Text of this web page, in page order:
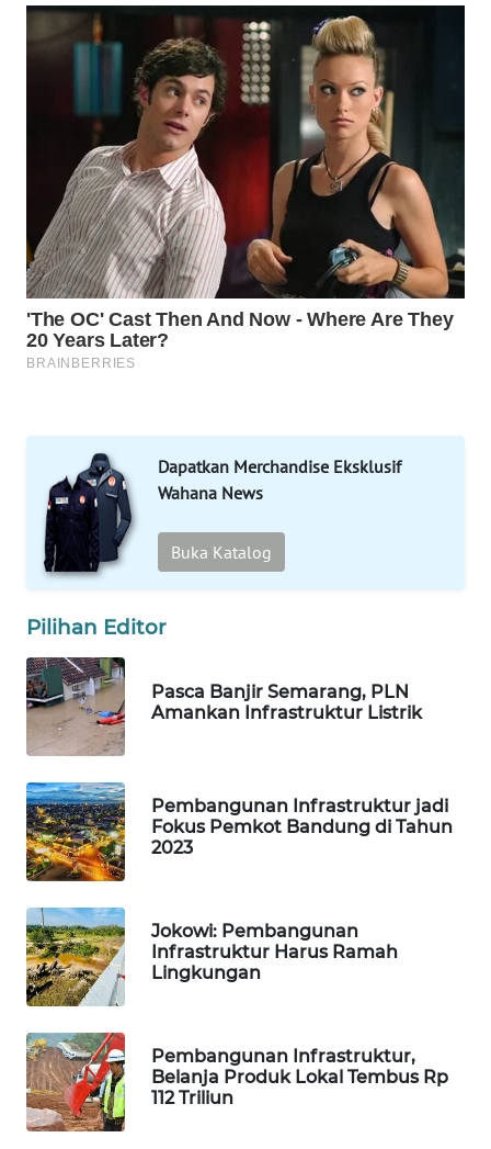
Dapatkan Merchandise Eksklusif
Wahana News
Buka Katalog
Pilihan Editor
Pasca Banjir Semarang, PLN
Amankan Infrastruktur Listrik
Pembangunan Infrastruktur jadi
Fokus Pemkot Bandung di Tahun
2023
Jokowi: Pembangunan
Infrastruktur Harus Ramah
Lingkungan
Pembangunan Infrastruktur,
Belanja Produk Lokal Tembus Rp
112 Triliun
WN
BINTAN
MANDALIKA
WN
LIKUPANG
WN
LABUANBAJO
WN
BORNEO
Media
WAHANA
NEWS
WAHANA
TANI
WAHANA
ADVOKAT
WAHANA
WAHANA
KONSUMEN
WAHANA
LISTRIK
WAHANA
WAHANA
TV